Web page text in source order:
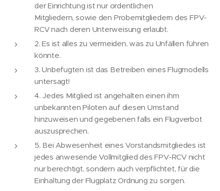
der Einrichtung ist nur ordentlichen
Mitgliedern, sowie den Probemitgliedern des FPV-
RCV nach deren Unterweisung erlaubt.
2. Es ist alles zu vermeiden, was zu Unfällen führen
könnte.
3. Unbefugten ist das Betreiben eines Flugmodells
untersagt!
4. Jedes Mitglied ist angehalten einen ihm
unbekannten Piloten auf diesen Umstand
hinzuweisen und gegebenen falls ein Flugverbot
auszusprechen.
5. Bei Abwesenheit eines Vorstandsmitgliedes ist
jedes anwesende Vollmitglied des FPV-RCV nicht
nur berechtigt, sondern auch verpflichtet, für die
Einhaltung der Flugplatz Ordnung zu sorgen.